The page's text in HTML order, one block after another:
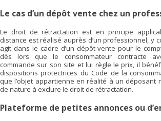
Le cas d’un dépôt vente chez un
Le droit de rétractation est en principe
distance est réalisé auprès d’un professionnel, y
agit dans le cadre d’un dépôt-vente pour le
dès lors que le consommateur contracte
commande sur son site et lui règle le prix, il
dispositions protectrices du Code de la
que l’objet appartienne en réalité à un déposant
de nature à exclure le droit de rétractation.
Plateforme de petites annonces ou